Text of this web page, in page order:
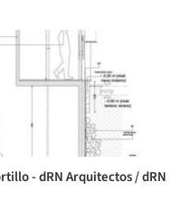
- dRN Arquitectos / dRN